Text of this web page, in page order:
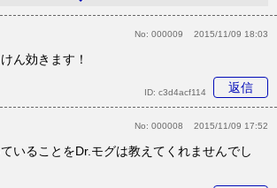
No: 000009 2015/11/09 18:03
ん効きます！
返信
ID: c3d4acf114
No: 000008 2015/11/09 17:52
いることをDr.モグは教えてくれませんでし